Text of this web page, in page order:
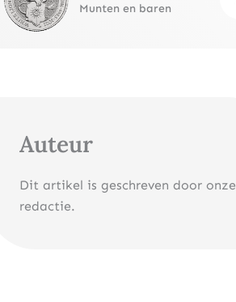
Munten en baren
Auteur
Dit artikel is geschreven door onze
redactie.